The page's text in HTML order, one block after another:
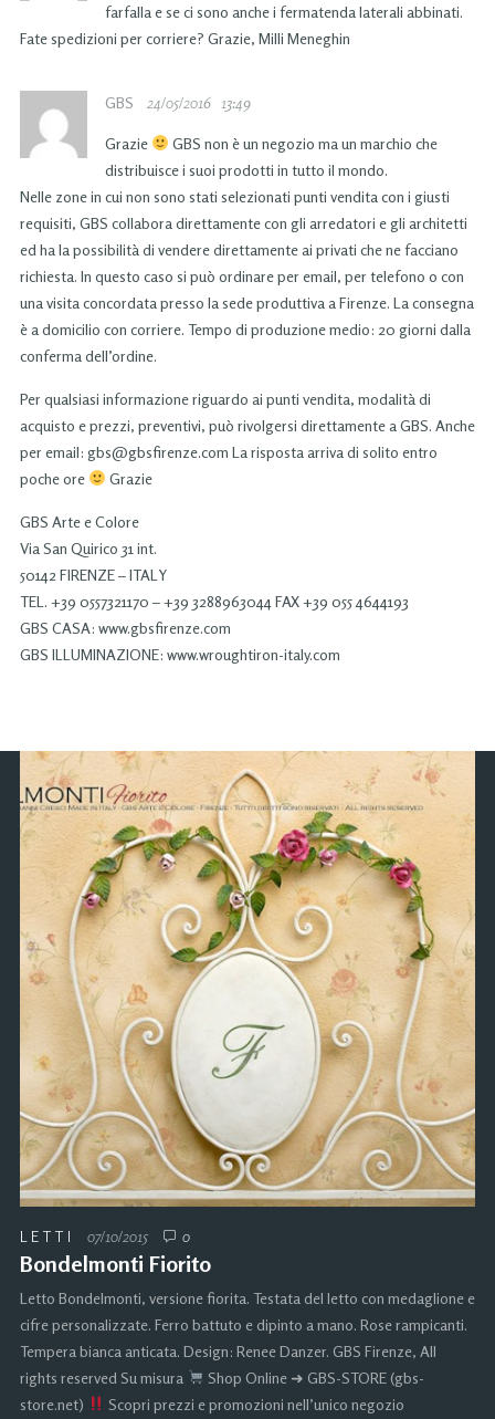
farfalla e se ci sono anche i fermatenda laterali abbinati.
Fate spedizioni per corriere? Grazie, Milli Meneghin
GBS 24/05/2016 13:49
Grazie
GBS non è un negozio ma un marchio che
distribuisce i suoi prodotti in tutto il mondo.
Nelle zone in cui non sono stati selezionati punti vendita con i giusti
requisiti, GBS collabora direttamente con gli arredatori e gli architetti
ed ha la possibilità di vendere direttamente ai privati che ne facciano
richiesta. In questo caso si può ordinare per email, per telefono o con
una visita concordata presso la sede produttiva a Firenze. La consegna
è a domicilio con corriere. Tempo di produzione medio: 20 giorni dalla
conferma dell’ordine.
Per qualsiasi informazione riguardo ai punti vendita, modalità di
acquisto e prezzi, preventivi, può rivolgersi direttamente a GBS. Anche
per email: gbs@gbsfirenze.com La risposta arriva di solito entro
poche ore
Grazie
GBS Arte e Colore
Via San Quirico 31 int.
50142 FIRENZE – ITALY
TEL. +39 0557321170 – +39 3288963044 FAX +39 055 4644193
GBS CASA: www.gbsfirenze.com
GBS ILLUMINAZIONE: www.wroughtiron-italy.com
LETTI 07/10/2015 0
Bondelmonti Fiorito
Letto Bondelmonti, versione fiorita. Testata del letto con medaglione e
cifre personalizzate. Ferro battuto e dipinto a mano. Rose rampicanti.
Tempera bianca anticata. Design: Renee Danzer. GBS Firenze, All
rights reserved Su misura
Shop Online ➜ GBS-STORE (gbs-
store.net)
Scopri prezzi e promozioni nell’unico negozio